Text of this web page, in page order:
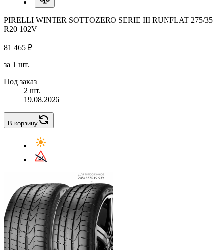
PIRELLI WINTER SOTTOZERO SERIE III RUNFLAT 275/35
R20 102V
81 465 ₽
за 1 шт.
Под заказ
2 шт.
19.08.2026
В корзину